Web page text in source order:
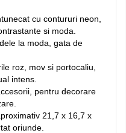
cu contururi neon,
si moda.
la moda, gata de
roz, mov si portocaliu,
intens.
pentru decorare
21,7 x 16,7 x
oriunde.